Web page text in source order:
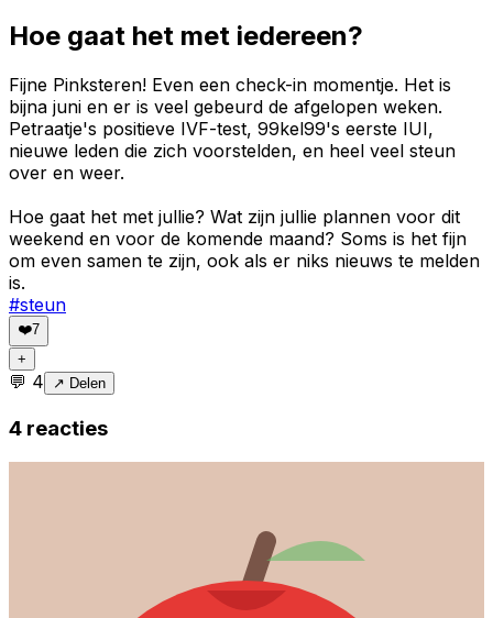
Hoe gaat het met iedereen?
Fijne Pinksteren! Even een check-in momentje. Het is
bijna juni en er is veel gebeurd de afgelopen weken.
Petraatje's positieve IVF-test, 99kel99's eerste IUI,
nieuwe leden die zich voorstelden, en heel veel steun
over en weer.
Hoe gaat het met jullie? Wat zijn jullie plannen voor dit
weekend en voor de komende maand? Soms is het fijn
om even samen te zijn, ook als er niks nieuws te melden
is.
#steun
❤️7
+
💬 4 ↗ Delen
4 reacties